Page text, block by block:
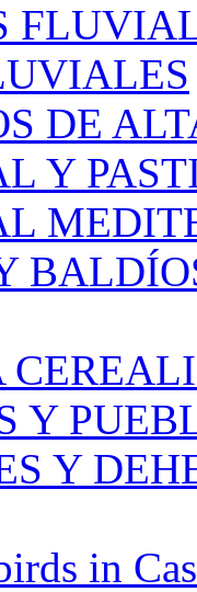
DE
Y
Y
Y
in